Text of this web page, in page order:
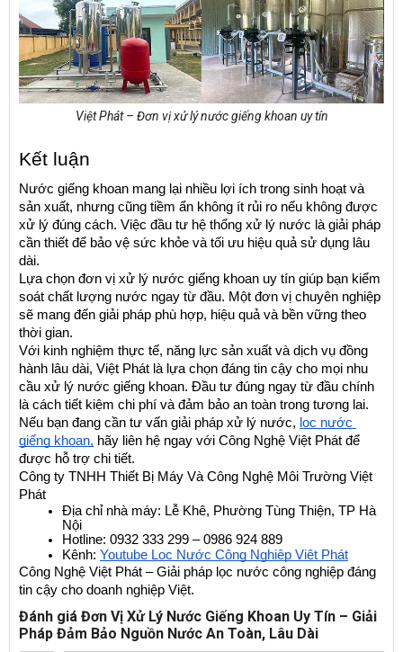
Việt Phát – Đơn vị xử lý nước giếng khoan uy tín
Kết luận
Nước giếng khoan mang lại nhiều lợi ích trong sinh hoạt và
sản xuất, nhưng cũng tiềm ẩn không ít rủi ro nếu không được
xử lý đúng cách. Việc đầu tư hệ thống xử lý nước là giải pháp
cần thiết để bảo vệ sức khỏe và tối ưu hiệu quả sử dụng lâu
dài.
Lựa chọn đơn vị xử lý nước giếng khoan uy tín giúp bạn kiểm
soát chất lượng nước ngay từ đầu. Một đơn vị chuyên nghiệp
sẽ mang đến giải pháp phù hợp, hiệu quả và bền vững theo
thời gian.
Với kinh nghiệm thực tế, năng lực sản xuất và dịch vụ đồng
hành lâu dài, Việt Phát là lựa chọn đáng tin cậy cho mọi nhu
cầu xử lý nước giếng khoan. Đầu tư đúng ngay từ đầu chính
là cách tiết kiệm chi phí và đảm bảo an toàn trong tương lai.
Nếu bạn đang cần tư vấn giải pháp xử lý nước, lọc nước
giếng khoan, hãy liên hệ ngay với Công Nghệ Việt Phát để
được hỗ trợ chi tiết.
Công ty TNHH Thiết Bị Máy Và Công Nghệ Môi Trường Việt
Phát
Địa chỉ nhà máy: Lễ Khê, Phường Tùng Thiện, TP Hà
Nội
Hotline: 0932 333 299 – 0986 924 889
Kênh: Youtube Lọc Nước Công Nghiệp Việt Phát
Công Nghệ Việt Phát – Giải pháp lọc nước công nghiệp đáng
tin cậy cho doanh nghiệp Việt.
Đánh giá Đơn Vị Xử Lý Nước Giếng Khoan Uy Tín – Giải
Pháp Đảm Bảo Nguồn Nước An Toàn, Lâu Dài